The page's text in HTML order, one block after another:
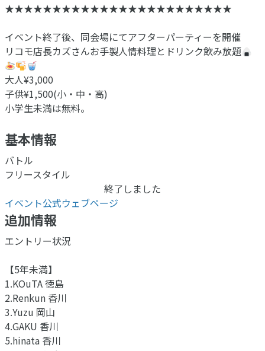
★★★★★★★★★★★★★★★★★★★★★★★★
イベント終了後、同会場にてアフターパーティーを開催
リコモ店長カズさんお手製人情料理とドリンク飲み放題
大人¥3,000
子供¥1,500(小・中・高)
小学生未満は無料。
基本情報
バトル
フリースタイル
終了しました
イベント公式ウェブページ
追加情報
エントリー状況
【5年未満】
1.KOuTA 徳島
2.Renkun 香川
3.Yuzu 岡山
4.GAKU 香川
5.hinata 香川